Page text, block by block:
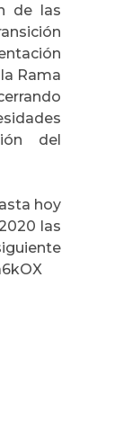
de las
Rama
del
hoy
las